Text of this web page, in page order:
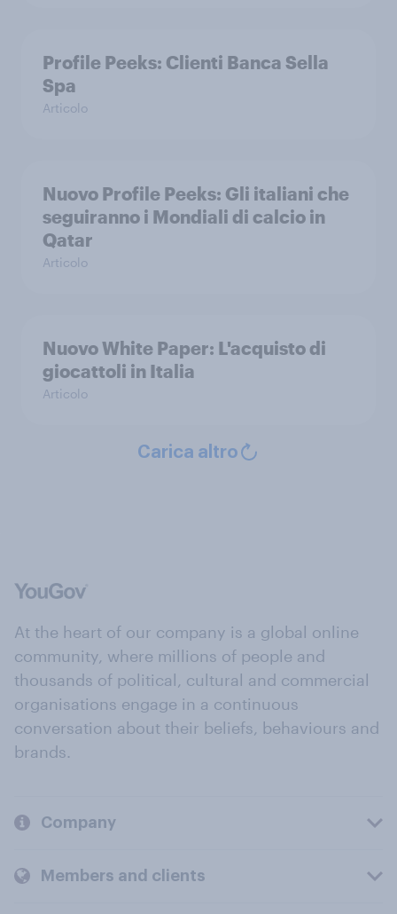
Profile Peeks: Clienti Banca Sella
Spa
Articolo
Nuovo Profile Peeks: Gli italiani che
seguiranno i Mondiali di calcio in
Qatar
Articolo
Nuovo White Paper: L'acquisto di
giocattoli in Italia
Articolo
Carica altro
At the heart of our company is a global online
community, where millions of people and
thousands of political, cultural and commercial
organisations engage in a continuous
conversation about their beliefs, behaviours and
brands.
Company
Members and clients